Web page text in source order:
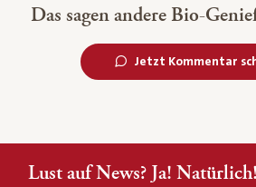
Das sagen andere Bio-
Jetzt Kommentar
Lust auf News? Ja! Natürlich!